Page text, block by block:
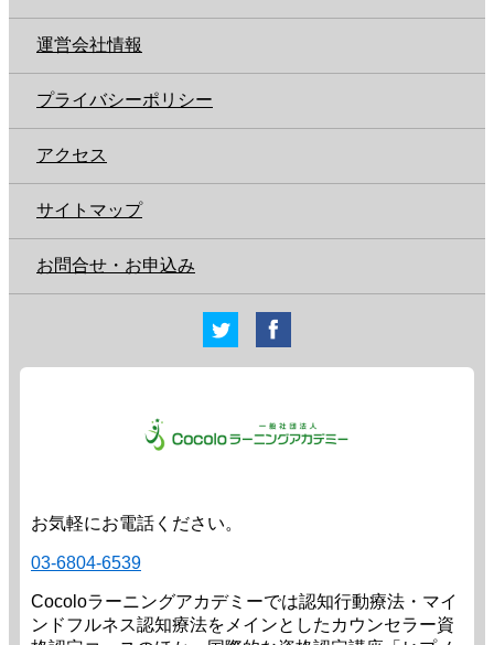
運営会社情報
プライバシーポリシー
アクセス
サイトマップ
お問合せ・お申込み
お気軽にお電話ください。
03-6804-6539
Cocoloラーニングアカデミーでは認知行動療法・マイ
ンドフルネス認知療法をメインとしたカウンセラー資